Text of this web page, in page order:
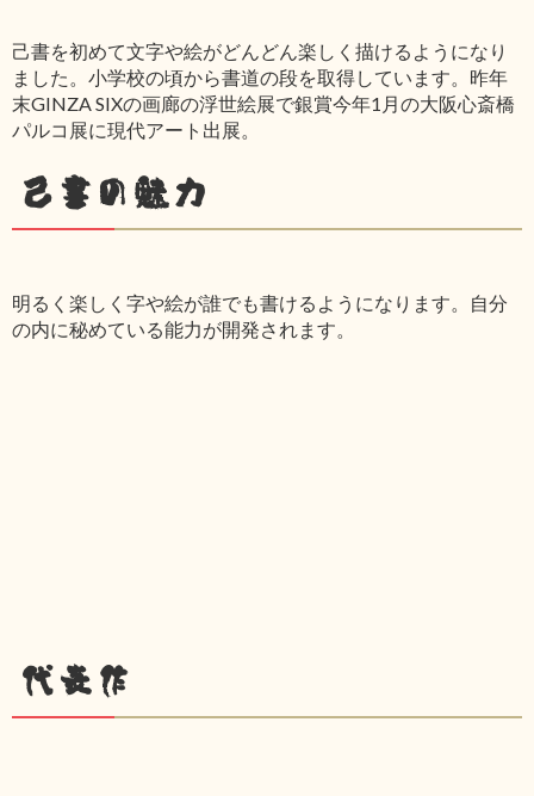
己書を初めて文字や絵がどんどん楽しく描けるようになり
ました。小学校の頃から書道の段を取得しています。昨年
末GINZA SIXの画廊の浮世絵展で銀賞今年1月の大阪心斎橋
パルコ展に現代アート出展。
己書の魅力
明るく楽しく字や絵が誰でも書けるようになります。自分
の内に秘めている能力が開発されます。
代表作